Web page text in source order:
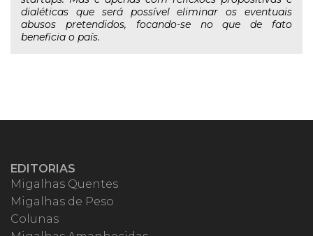
dialéticas que será possível eliminar os eventuais
abusos pretendidos, focando-se no que de fato
beneficia o país.
EDITORIAS
Migalhas Quentes
Migalhas de Peso
Colunas